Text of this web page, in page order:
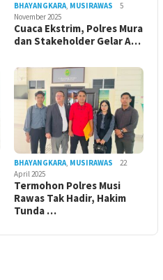
BHAYANGKARA, MUSIRAWAS
5
November 2025
Cuaca Ekstrim, Polres Mura
dan Stakeholder Gelar A…
BHAYANGKARA, MUSIRAWAS
22
April 2025
Termohon Polres Musi
Rawas Tak Hadir, Hakim
Tunda …